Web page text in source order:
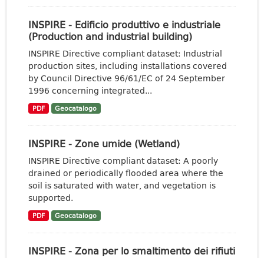
INSPIRE - Edificio produttivo e industriale
(Production and industrial building)
INSPIRE Directive compliant dataset: Industrial
production sites, including installations covered
by Council Directive 96/61/EC of 24 September
1996 concerning integrated...
PDF Geocatalogo
INSPIRE - Zone umide (Wetland)
INSPIRE Directive compliant dataset: A poorly
drained or periodically flooded area where the
soil is saturated with water, and vegetation is
supported.
PDF Geocatalogo
INSPIRE - Zona per lo smaltimento dei rifiuti